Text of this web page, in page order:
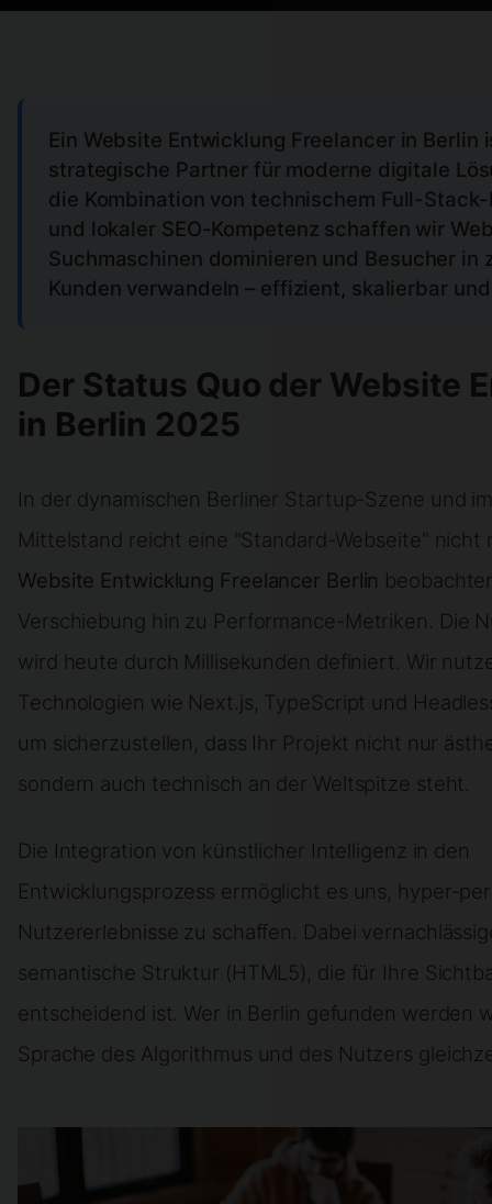
Ein Website Entwicklung Freelancer in Berlin
strategische Partner für moderne digitale
die Kombination von technischem Full-
und lokaler SEO-Kompetenz schaffen wir
Suchmaschinen dominieren und Besucher in
Kunden verwandeln – effizient, skalierbar
Der Status Quo der Website
in Berlin 2025
In der dynamischen Berliner Startup-Szene und
Mittelstand reicht eine "Standard-Webseite" nicht
Website Entwicklung Freelancer Berlin
Verschiebung hin zu Performance-Metriken. Die
wird heute durch Millisekunden definiert. Wir
Technologien wie Next.js, TypeScript und
um sicherzustellen, dass Ihr Projekt nicht nur
sondern auch technisch an der Weltspitze steht.
Die Integration von künstlicher Intelligenz in den
Entwicklungsprozess ermöglicht es uns, hyper-
Nutzererlebnisse zu schaffen. Dabei
semantische Struktur (HTML5), die für Ihre
entscheidend ist. Wer in Berlin gefunden werden
Sprache des Algorithmus und des Nutzers